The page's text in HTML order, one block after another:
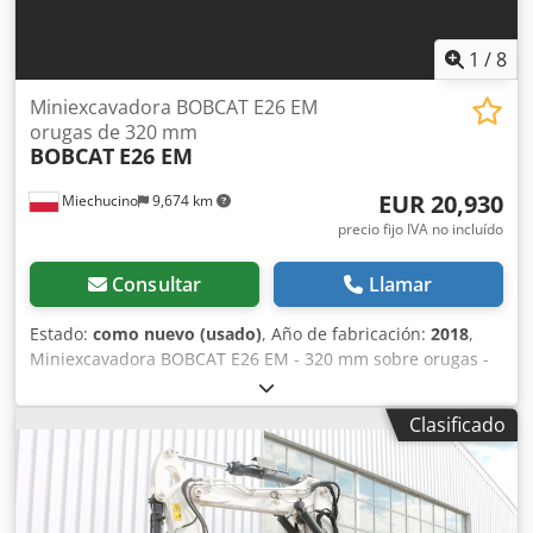
1 /8
Miechucino 9,674 km
Miniexcavadora BOBCAT E26 EM
orugas de 320 mm
BOBCAT E26 EM
EUR 20,930
precio fijo IVA no incluído
Consultar Llamar
Estado: como nuevo (usado), Año de fabricación: 2018,
Miniexcavadora BOBCAT E26 EM - 320 mm sobre orugas -
año de fabricación 2018 - 2660 meses Motor Fabricante del
motor Kubota Potencia del motor 15,3 (a 2400 rpm) kW
Modelo del motor D1105-E2B-BCZ-2 Tipo de combustible
Diesel Número de cilindros 3 Cilindrada 1,123 litros Par
motor 71,2 Nm Agua de refrigeración Dimensiones Altura
total 2357 mm Altura libre al suelo 532 mm Anchura
Clasificado